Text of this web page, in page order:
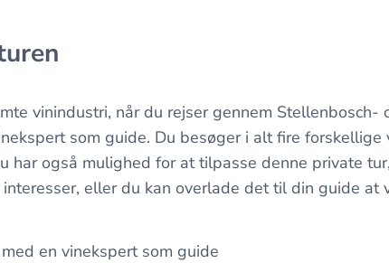
vinindustri, når du rejser gennem Stellenbosch-
som guide. Du besøger i alt fire forskellige
har også mulighed for at tilpasse denne private
eller du kan overlade det til din guide at
en vinekspert som guide